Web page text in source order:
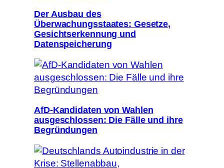
Der Ausbau des
Überwachungsstaates: Gesetze,
Gesichtserkennung und
Datenspeicherung
AfD-Kandidaten von Wahlen
ausgeschlossen: Die Fälle und ihre
Begründungen